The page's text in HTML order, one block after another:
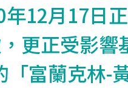
12月17日
更正受影響
「富蘭克林-